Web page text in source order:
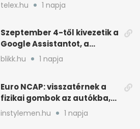
patríciusház?
telex.hu 1 napja
Szeptember 4-től kivezetik a
Google Assistantot, a
Gemini váltja mobilon is
blikk.hu 1 napja
Euro NCAP: visszatérnek a
fizikai gombok az autókba,
kevesebb nyomkodással
instylemen.hu 1 napja